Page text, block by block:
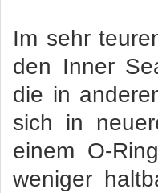
Im sehr
den Inner
die in
sich in
einem O-
weniger